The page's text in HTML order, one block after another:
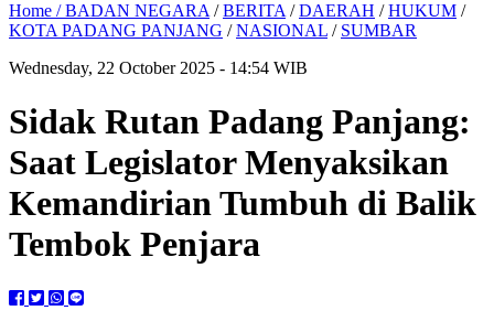
Home /BADAN NEGARA /BERITA /DAERAH /HUKUM /
KOTA PADANG PANJANG /NASIONAL / SUMBAR
Wednesday, 22 October 2025 - 14:54 WIB
Sidak Rutan Padang Panjang:
Saat Legislator Menyaksikan
Kemandirian Tumbuh di Balik
Tembok Penjara